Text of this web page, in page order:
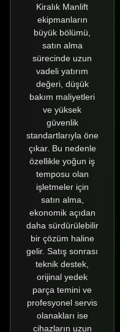
Kiralık Manlift
ekipmanların
büyük bölümü,
satın alma
sürecinde uzun
vadeli yatırım
değeri, düşük
bakım maliyetleri
ve yüksek
güvenlik
standartlarıyla öne
çıkar. Bu nedenle
özellikle yoğun iş
temposu olan
işletmeler için
satın alma,
ekonomik açıdan
daha sürdürülebilir
bir çözüm haline
gelir. Satış sonrası
teknik destek,
orijinal yedek
parça temini ve
profesyonel servis
olanakları ise
cihazların uzun